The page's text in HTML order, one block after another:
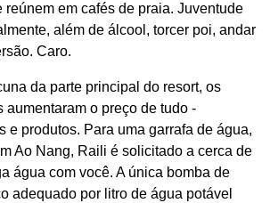
reúnem em cafés de praia. Juventude
além de álcool, torcer poi, andar
Caro.
da parte principal do resort, os
aumentaram o preço de tudo -
e produtos. Para uma garrafa de água,
Ao Nang, Raili é solicitado a cerca de
água com você. A única bomba de
adequado por litro de água potável